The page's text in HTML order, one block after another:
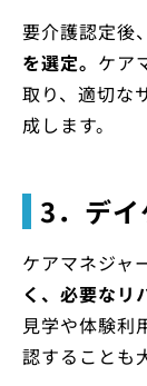
要介護認定後、
を選定。 ケア
取り、適切な
成します。
3．デ
ケアマネジャ
く、必要なリ
見学や体験利
認することも